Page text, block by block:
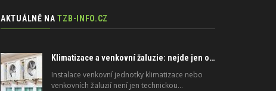
AKTUÁLNĚ NA TZB-INFO.CZ
Klimatizace a venkovní žaluzie: nejde jen o peníze, ale i o právo
Instalace venkovní jednotky klimatizace nebo
venkovních žaluzií není jen technickou…